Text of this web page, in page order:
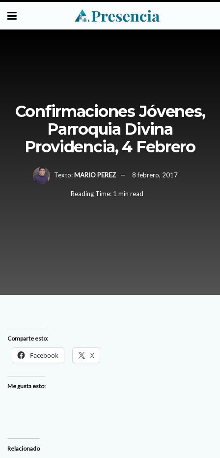
Confirmaciones Jóvenes,
Parroquia Divina
Providencia, 4 Febrero
Texto: MARIO PEREZ 8 febrero, 2017
Reading Time: 1 min read
Comparte esto:
Facebook X
Me gusta esto:
Relacionado